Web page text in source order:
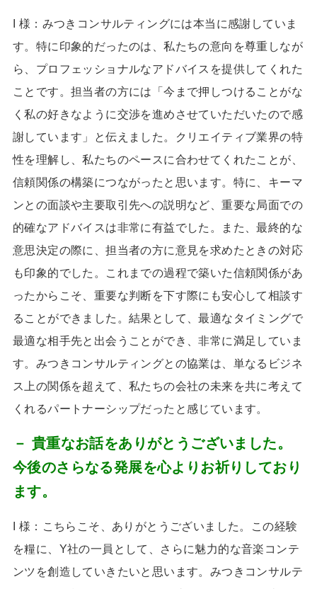
I 様：みつきコンサルティングには本当に感謝していま
す。特に印象的だったのは、私たちの意向を尊重しなが
ら、プロフェッショナルなアドバイスを提供してくれた
ことです。担当者の方には「今まで押しつけることがな
く私の好きなように交渉を進めさせていただいたので感
謝しています」と伝えました。クリエイティブ業界の特
性を理解し、私たちのペースに合わせてくれたことが、
信頼関係の構築につながったと思います。特に、キーマ
ンとの面談や主要取引先への説明など、重要な局面での
的確なアドバイスは非常に有益でした。また、最終的な
意思決定の際に、担当者の方に意見を求めたときの対応
も印象的でした。これまでの過程で築いた信頼関係があ
ったからこそ、重要な判断を下す際にも安心して相談す
ることができました。結果として、最適なタイミングで
最適な相手先と出会うことができ、非常に満足していま
す。みつきコンサルティングとの協業は、単なるビジネ
ス上の関係を超えて、私たちの会社の未来を共に考えて
くれるパートナーシップだったと感じています。
－ 貴重なお話をありがとうございました。
今後のさらなる発展を心よりお祈りしており
ます。
I 様：こちらこそ、ありがとうございました。この経験
を糧に、 Y社の一員として、さらに魅力的な音楽コンテ
ンツを創造していきたいと思います。みつきコンサルテ